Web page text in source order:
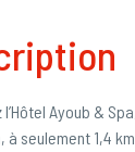
l’Hôtel Ayoub &
à seulement 1,4